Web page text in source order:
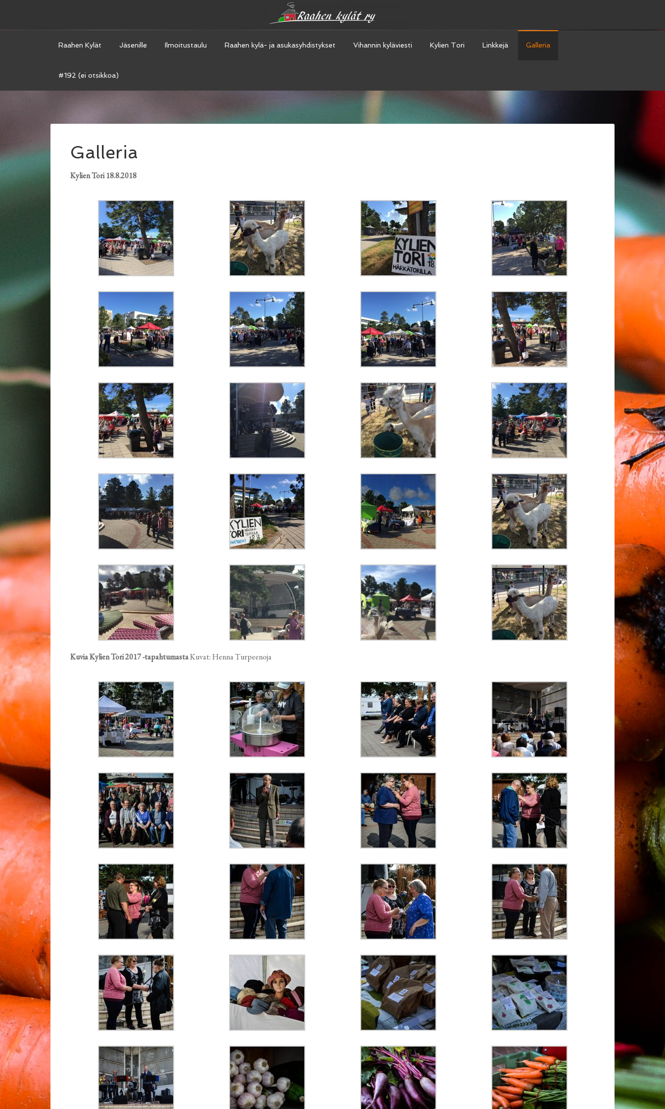
Raahen Kylät Jäsenille Ilmoitustaulu Raahen kylä- ja asukasyhdistykset Vihannin kyläviesti Kylien Tori Linkkejä Galleria
#192 (ei otsikkoa)
Galleria
Kylien Tori 18.8.2018
Kuvia Kylien Tori 2017 -tapahtumastaKuvat: Henna Turpeenoja